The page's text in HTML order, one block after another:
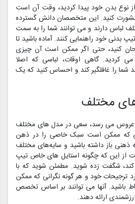
نوع بدن خود پیدا کردید، وقت آن است
کنید. این متخصصان دانش گسترده
لباس دارند و می توانند شما را به سمت
بدنی خود راهنمایی کنند. آماده باشید تا
کنید، حتی اگر ممکن است آن چیزی
کردید. گاهی اوقات، لباسی که اصلا
شما را غافلگیر کند و احساس کنید که یک
مختلف
عروس می رسد، سعی در مدل های مختلف
که ممکن است سبک خاصی را در ذهن
باز داشته باشید و سایه‌های مختلف
از این که چگونه استایل های خاص تیپ
شگفت زده شوید. مطمئن شوید که با
ترجیحات خود و هر گونه نگرانی که ممکن
باشید. آنها می توانند بر اساس تخصص
ارائه دهند.